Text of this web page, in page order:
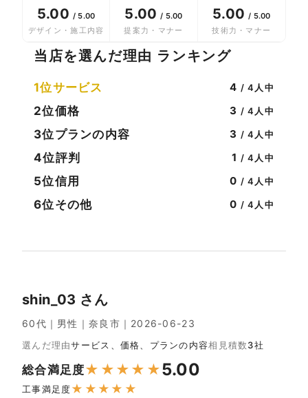
5.00 / 5.00
デザイン・施工内容
5.00 / 5.00
提案力・マナー
5.00 / 5.00
技術力・マナー
当店を選んだ理由 ランキング
1位サービス 4 / 4人中
2位価格 3 / 4人中
3位プランの内容 3 / 4人中
4位評判 1 / 4人中
5位信用 0 / 4人中
6位その他 0 / 4人中
shin_03 さん
60代｜男性｜奈良市｜2026-06-23
選んだ理由サービス、価格、プランの内容相見積数3社
総合満足度★ ★ ★ ★ ★5.00
工事満足度★ ★ ★ ★ ★